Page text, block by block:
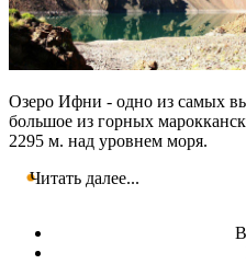
Озеро Ифни - одно из самых
большое из горных
2295 м. над уровнем моря.
Читать далее...